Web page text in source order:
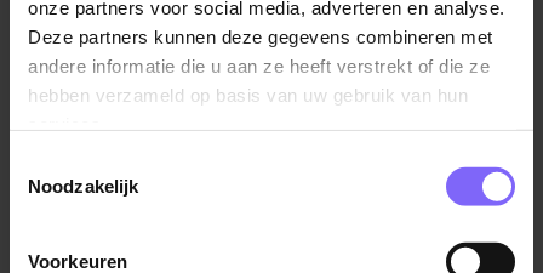
onze partners voor social media, adverteren en analyse.
Deze partners kunnen deze gegevens combineren met
andere informatie die u aan ze heeft verstrekt of die ze
hebben verzameld op basis van uw gebruik van hun
Noodzakelijk
Voorkeuren
Acquisitie naar aanleiding van deze vacature wordt
niet op prijs gesteld.
#LI-WM1
VDL Konings in Swalmen is een veelzijdig bedrijf en
kent meerdere disciplines zoals projectmanagement,
installatie van met name machines en installaties. Zo
Boels Rental
Sittard
Tactisch Inkoper